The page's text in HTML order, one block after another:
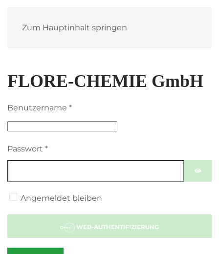
Zum Hauptinhalt springen
FLORE-CHEMIE GmbH
Benutzername *
Passwort *
Angemeldet bleiben
WEB-AUTHENTIFIZIERUNG